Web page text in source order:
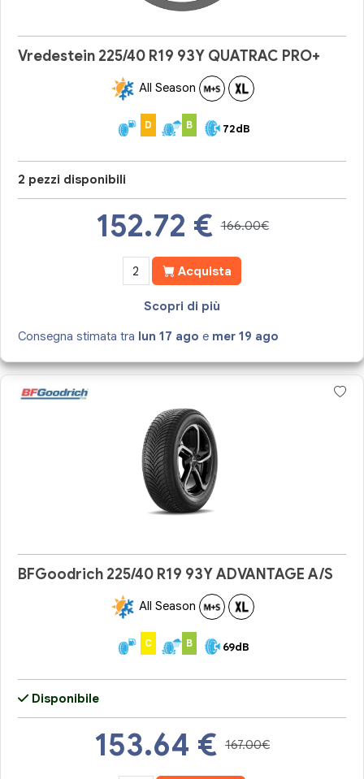
Vredestein 225/40 R19 93Y QUATRAC PRO+
All Season
D B 72dB
2 pezzi disponibili
152.72 € 166.00€
Acquista
Scopri di più
Consegna stimata tra lun 17 ago e mer 19 ago
BFGoodrich 225/40 R19 93Y ADVANTAGE A/S
All Season
C B 69dB
Disponibile
153.64 € 167.00€